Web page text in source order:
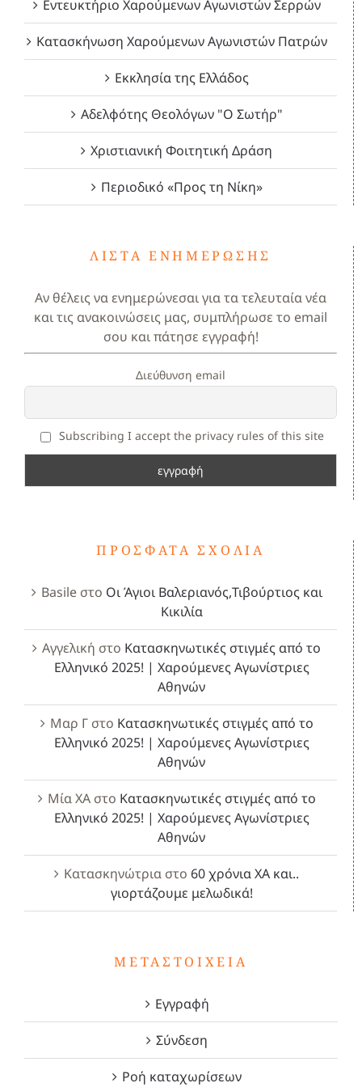
Εντευκτήριο Χαρούμενων Αγωνιστών Σερρών
Κατασκήνωση Χαρούμενων Αγωνιστών Πατρών
Εκκλησία της Ελλάδος
Αδελφότης Θεολόγων "Ο Σωτήρ"
Χριστιανική Φοιτητική Δράση
Περιοδικό «Προς τη Νίκη»
ΛΊΣΤΑ ΕΝΗΜΈΡΩΣΗΣ
Αν θέλεις να ενημερώνεσαι για τα τελευταία νέα
και τις ανακοινώσεις μας, συμπλήρωσε το email
σου και πάτησε εγγραφή!
Διεύθυνση email
Subscribing I accept the privacy rules of this site
ΠΡΌΣΦΑΤΑ ΣΧΌΛΙΑ
Basileστο Οι Άγιοι Βαλεριανός,Τιβούρτιος και
Κικιλία
Αγγελική στο Κατασκηνωτικές στιγμές από το
Ελληνικό 2025! | Χαρούμενες Αγωνίστριες
Αθηνών
Μαρ Γστο Κατασκηνωτικές στιγμές από το
Ελληνικό 2025! | Χαρούμενες Αγωνίστριες
Αθηνών
Μία ΧΑστο Κατασκηνωτικές στιγμές από το
Ελληνικό 2025! | Χαρούμενες Αγωνίστριες
Αθηνών
Κατασκηνώτρια στο 60 χρόνια ΧΑ και..
γιορτάζουμε μελωδικά!
ΜΕΤΑΣΤΟΙΧΕΊΑ
Εγγραφή
Σύνδεση
Ροή καταχωρίσεων